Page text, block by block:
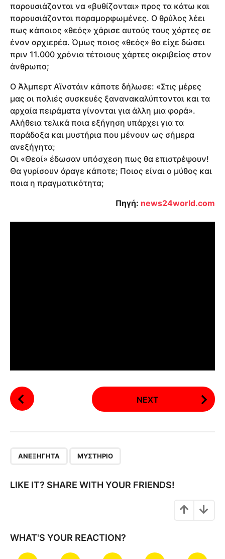
παρουσιάζονται να «βυθίζονται» προς τα κάτω και
παρουσιάζονται παραμορφωμένες. Ο θρύλος λέει
πως κάποιος «θεός» χάρισε αυτούς τους χάρτες σε
έναν αρχιερέα. Όμως ποιος «θεός» θα είχε δώσει
πριν 11.000 χρόνια τέτοιους χάρτες ακριβείας στον
άνθρωπο;
Ο Άλμπερτ Αϊνστάιν κάποτε δήλωσε: «Στις μέρες
μας οι παλιές συσκευές ξανανακαλύπτονται και τα
αρχαία πειράματα γίνονται για άλλη μια φορά».
Αλήθεια τελικά ποια εξήγηση υπάρχει για τα
παράδοξα και μυστήρια που μένουν ως σήμερα
ανεξήγητα;
Οι «Θεοί» έδωσαν υπόσχεση πως θα επιστρέψουν!
Θα γυρίσουν άραγε κάποτε; Ποιος είναι ο μύθος και
ποια η πραγματικότητα;
Πηγή: news24world.com
P
o
i
i
NEXT
ΑΝΕΞΉΓΗΤΑ ΜΥΣΤΉΡΙΟ
LIKE IT? SHARE WITH YOUR FRIENDS!
WHAT'S YOUR REACTION?